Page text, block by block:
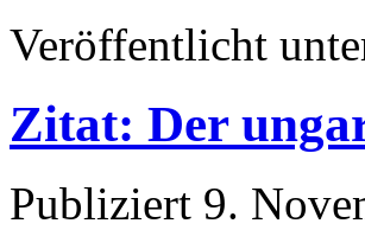
Veröffentlicht
Zitat: Der
Publiziert 9.